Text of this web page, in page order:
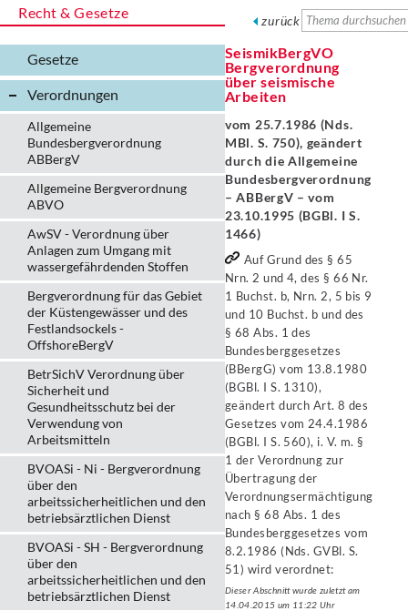
Recht & Gesetze
Gesetze
Verordnungen
Allgemeine
Bundesbergverordnung
ABBergV
Allgemeine Bergverordnung
ABVO
AwSV - Verordnung über
Anlagen zum Umgang mit
wassergefährdenden Stoffen
Bergverordnung für das Gebiet
der Küstengewässer und des
Festlandsockels -
OffshoreBergV
BetrSichV Verordnung über
Sicherheit und
Gesundheitsschutz bei der
Verwendung von
Arbeitsmitteln
BVOASi - Ni - Bergverordnung
über den
arbeitssicherheitlichen und den
betriebsärztlichen Dienst
BVOASi - SH - Bergverordnung
über den
arbeitssicherheitlichen und den
betriebsärztlichen Dienst
zurück
SeismikBergVO
Bergverordnung
über seismische
Arbeiten
vom 25.7.1986 (Nds.
MBl. S. 750), geändert
durch die Allgemeine
Bundesbergverordnung
– ABBergV – vom
23.10.1995 (BGBl. I S.
1466)
Auf Grund des § 65
Nrn. 2 und 4, des § 66 Nr.
1 Buchst. b, Nrn. 2, 5 bis 9
und 10 Buchst. b und des
§ 68 Abs. 1 des
Bundesberggesetzes
(BBergG) vom 13.8.1980
(BGBl. I S. 1310),
geändert durch Art. 8 des
Gesetzes vom 24.4.1986
(BGBl. I S. 560), i. V. m. §
1 der Verordnung zur
Übertragung der
Verordnungsermächtigung
nach § 68 Abs. 1 des
Bundesberggesetzes vom
8.2.1986 (Nds. GVBl. S.
51) wird verordnet:
Dieser Abschnitt wurde zuletzt am
14.04.2015 um 11:22 Uhr